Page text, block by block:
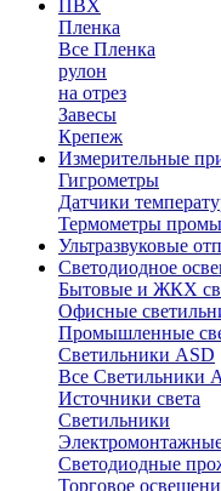
ПВХ
Пленка
Все Пленка
рулон
на отрез
Завесы
Крепеж
Измерительные
Гигрометры
Датчики
Термометры
Ультразвуковые
Светодиодное
Бытовые и ЖКХ
Офисные
Промышленные
Светильники ASD
Все Светильники
Источники света
Светильники
Светодиодные
Торговое